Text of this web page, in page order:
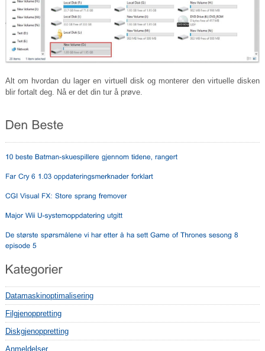
Alt om hvordan du lager en virtuell disk og monterer den virtuelle disken
blir fortalt deg. Nå er det din tur å prøve.
Datamaskinoptimalisering
Filgjenoppretting
Diskgjenoppretting
Anmeldelser